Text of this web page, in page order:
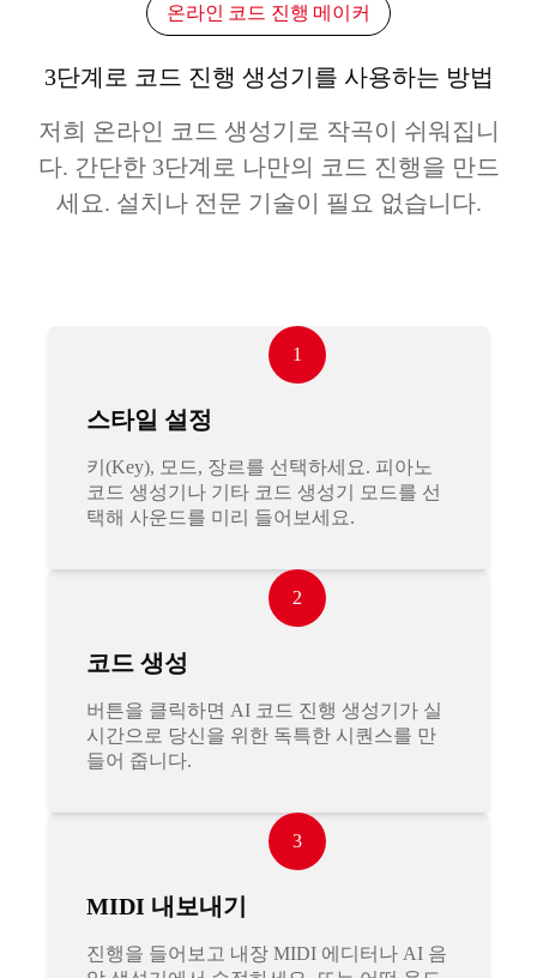
온라인 코드 진행 메이커
3단계로 코드 진행 생성기를 사용하는 방법
저희 온라인 코드 생성기로 작곡이 쉬워집니
다. 간단한 3단계로 나만의 코드 진행을 만드
세요. 설치나 전문 기술이 필요 없습니다.
1
스타일 설정
키(Key), 모드, 장르를 선택하세요. 피아노
코드 생성기나 기타 코드 생성기 모드를 선
택해 사운드를 미리 들어보세요.
2
코드 생성
버튼을 클릭하면 AI 코드 진행 생성기가 실
시간으로 당신을 위한 독특한 시퀀스를 만
들어 줍니다.
3
MIDI 내보내기
진행을 들어보고 내장 MIDI 에디터나 AI 음